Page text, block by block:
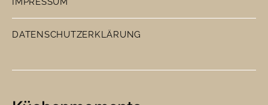
DATENSCHUTZERKLÄRUNG